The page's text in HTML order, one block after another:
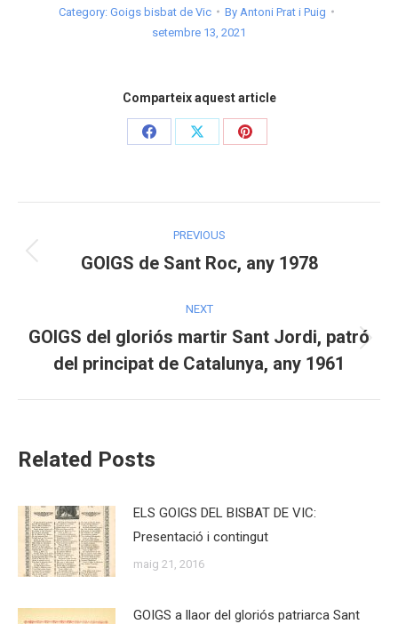
Category: Goigs bisbat de Vic By Antoni Prat i Puig
setembre 13, 2021
Comparteix aquest article
Share
Share
Share
navigation
PREVIOUS
Previous
GOIGS de Sant Roc, any 1978
NEXT
Next
post:
GOIGS del gloriós martir Sant Jordi, patró
del principat de Catalunya, any 1961
Related Posts
ELS GOIGS DEL BISBAT DE VIC:
Presentació i contingut
maig 21, 2016
GOIGS a llaor del gloriós patriarca Sant